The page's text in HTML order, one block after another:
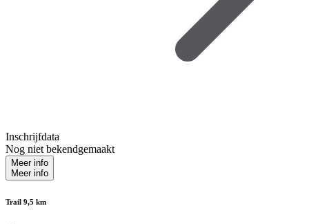
Inschrijfdata
Nog niet bekendgemaakt
Meer info
Meer info
Trail 9,5 km